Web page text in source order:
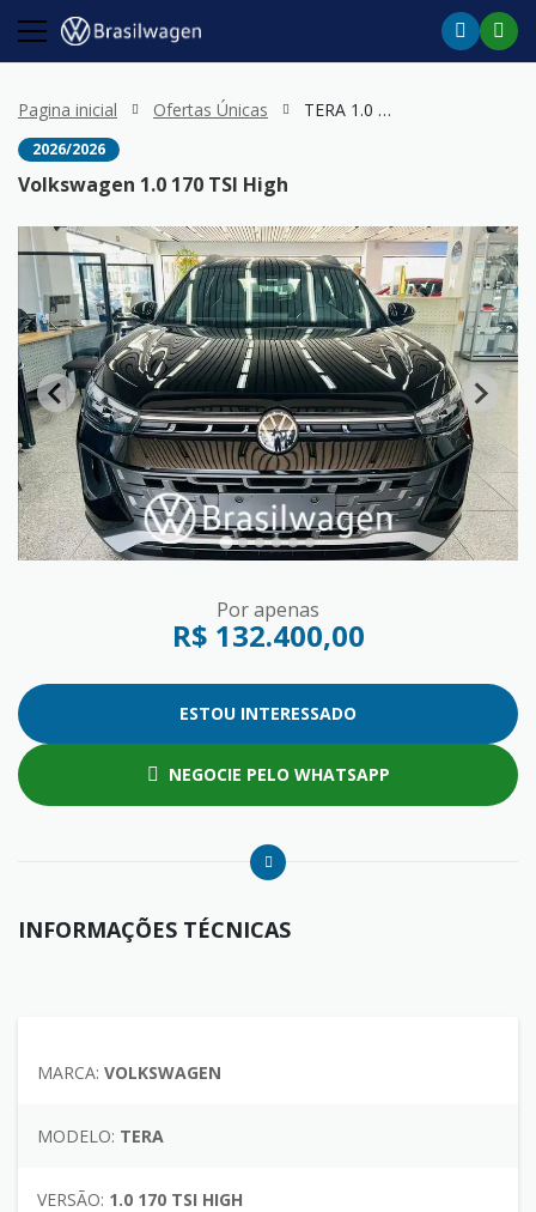
Pagina inicial Ofertas Únicas TERA 1.0 170 TSI High
2026/2026
Volkswagen 1.0 170 TSI High
Por apenas
R$ 132.400,00
ESTOU INTERESSADO
NEGOCIE PELO WHATSAPP
INFORMAÇÕES TÉCNICAS
MARCA: VOLKSWAGEN
MODELO: TERA
VERSÃO: 1.0 170 TSI HIGH